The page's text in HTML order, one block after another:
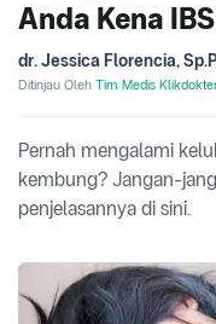
Anda Kena
dr. Jessica Florencia,
Ditinjau Oleh Tim Medis
Pernah mengalami
kembung? Jangan-
penjelasannya di sini.